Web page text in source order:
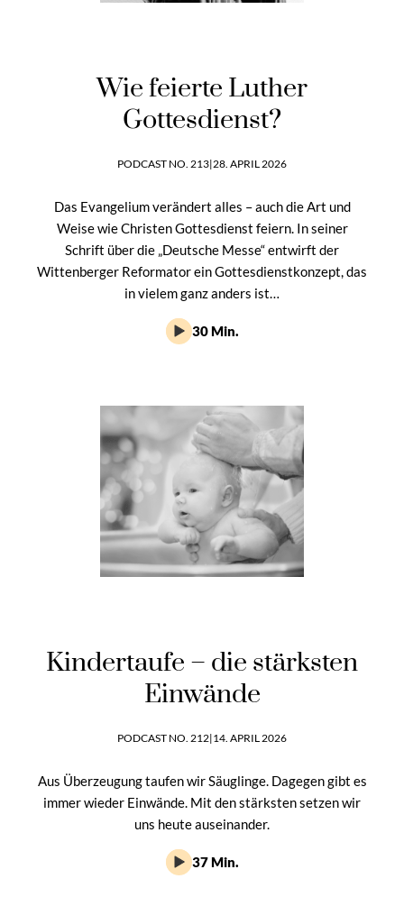
Wie feierte Luther
Gottesdienst?
PODCAST NO. 213|28. APRIL 2026
Das Evangelium verändert alles – auch die Art und
Weise wie Christen Gottesdienst feiern. In seiner
Schrift über die „Deutsche Messe“ entwirft der
Wittenberger Reformator ein Gottesdienstkonzept, das
in vielem ganz anders ist…
30 Min.
Kindertaufe – die stärksten
Einwände
PODCAST NO. 212|14. APRIL 2026
Aus Überzeugung taufen wir Säuglinge. Dagegen gibt es
immer wieder Einwände. Mit den stärksten setzen wir
uns heute auseinander.
37 Min.